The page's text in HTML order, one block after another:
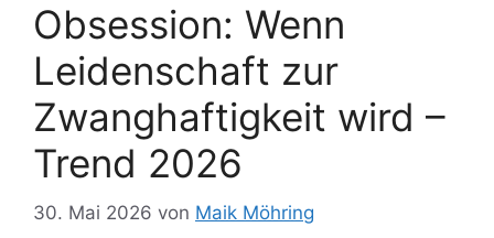
Obsession: Wenn
Leidenschaft zur
Zwanghaftigkeit wird –
Trend 2026
30. Mai 2026 von Maik Möhring